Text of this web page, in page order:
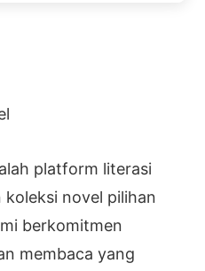
platform literasi
novel pilihan
berkomitmen
membaca yang